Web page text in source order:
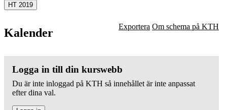
HT 2019
Kalender Exportera Om schema på KTH
Logga in till din kurswebb
Du är inte inloggad på KTH så innehållet är inte anpassat
efter dina val.